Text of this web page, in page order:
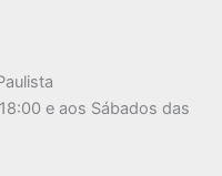
e aos Sábados das